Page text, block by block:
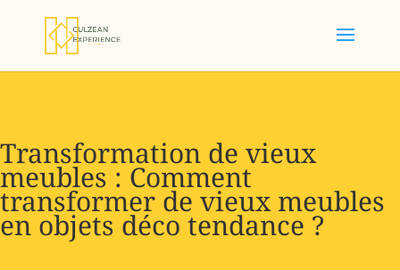
Transformation de vieux
meubles : Comment
transformer de vieux meubles
en objets déco tendance ?